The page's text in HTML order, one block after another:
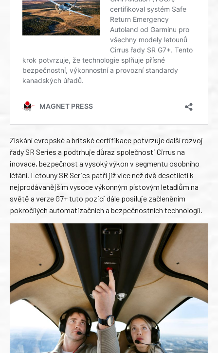
Získání evropské a britské certifikace potvrzuje další rozvoj
řady SR Series a podtrhuje důraz společnosti Cirrus na
inovace, bezpečnost a vysoký výkon v segmentu osobního
létání. Letouny SR Series patří již více než dvě desetiletí k
nejprodávanějším vysoce výkonným pístovým letadlům na
světě a verze G7+ tuto pozici dále posiluje začleněním
pokročilých automatizačních a bezpečnostních technologií.